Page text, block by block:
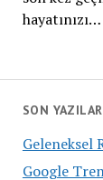
SON YAZILAR
Geleneksel
Google
hayatınızı…